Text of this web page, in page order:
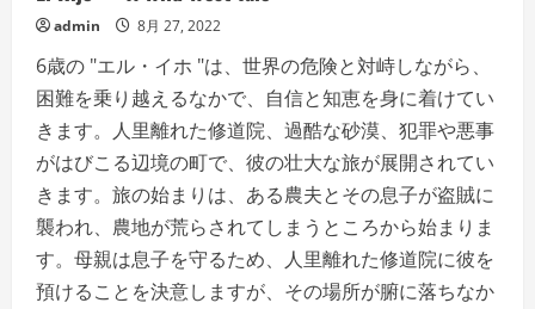
admin 8月 27, 2022
6歳の "エル・イホ "は、世界の危険と対峙しながら、
困難を乗り越えるなかで、自信と知恵を身に着けてい
きます。人里離れた修道院、過酷な砂漠、犯罪や悪事
がはびこる辺境の町で、彼の壮大な旅が展開されてい
きます。旅の始まりは、ある農夫とその息子が盗賊に
襲われ、農地が荒らされてしまうところから始まりま
す。母親は息子を守るため、人里離れた修道院に彼を
預けることを決意しますが、その場所が腑に落ちなか